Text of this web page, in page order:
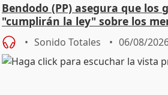
Bendodo (PP) asegura que los
"cumplirán la ley" sobre los
Sonido Totales 06/08/